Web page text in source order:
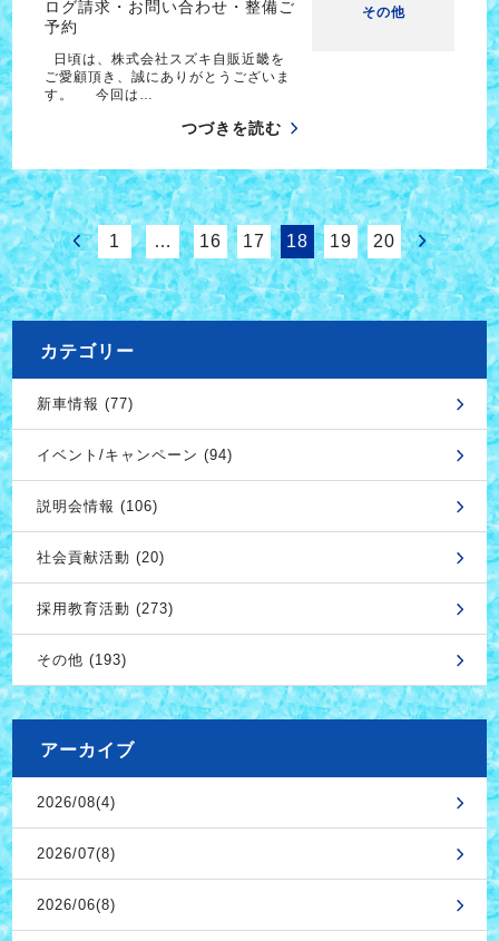
ログ請求・お問い合わせ・整備ご
予約
日頃は、株式会社スズキ自販近畿を
ご愛顧頂き、誠にありがとうございま
す。 今回は…
つづきを読む
その他
1 … 16 17 18 19 20
カテゴリー
新車情報 (77)
イベント/キャンペーン (94)
説明会情報 (106)
社会貢献活動 (20)
採用教育活動 (273)
その他 (193)
アーカイブ
2026/08(4)
2026/07(8)
2026/06(8)